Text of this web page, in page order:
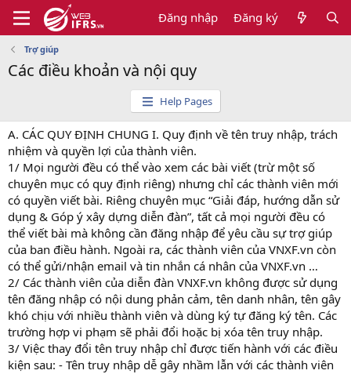
Đăng nhập Đăng ký
Trợ giúp
Các điều khoản và nội quy
Help Pages
A. CÁC QUY ĐỊNH CHUNG I. Quy định về tên truy nhập, trách
nhiệm và quyền lợi của thành viên.
1/ Mọi người đều có thể vào xem các bài viết (trừ một số
chuyên mục có quy định riêng) nhưng chỉ các thành viên mới
có quyền viết bài. Riêng chuyên mục “Giải đáp, hướng dẫn sử
dụng & Góp ý xây dựng diễn đàn”, tất cả mọi người đều có
thể viết bài mà không cần đăng nhập để yêu cầu sự trợ giúp
của ban điều hành. Ngoài ra, các thành viên của VNXF.vn còn
có thể gửi/nhận email và tin nhắn cá nhân của VNXF.vn …
2/ Các thành viên của diễn đàn VNXF.vn không được sử dụng
tên đăng nhập có nội dung phản cảm, tên danh nhân, tên gây
khó chịu với nhiều thành viên và dùng ký tự đăng ký tên. Các
trường hợp vi phạm sẽ phải đổi hoặc bị xóa tên truy nhập.
3/ Việc thay đổi tên truy nhập chỉ được tiến hành với các điều
kiện sau: - Tên truy nhập dễ gây nhầm lẫn với các thành viên